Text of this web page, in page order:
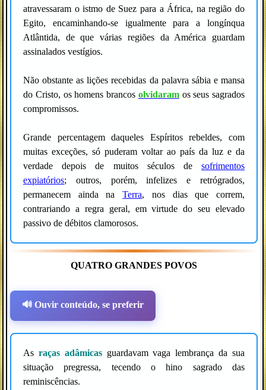
atravessaram o istmo de Suez para a África, na região do
Egito, encaminhando-se igualmente para a longínqua
Atlântida, de que várias regiões da América guardam
assinalados vestígios.
Não obstante as lições recebidas da palavra sábia e mansa
do Cristo, os homens brancos olvidaramos seus sagrados
compromissos.
Grande percentagem daqueles Espíritos rebeldes, com
muitas exceções, só puderam voltar ao país da luz e da
verdade depois de muitos séculos de sofrimentos
expiatórios; outros, porém, infelizes e retrógrados,
permanecem ainda naTerra, nos dias que correm,
contrariando a regra geral, em virtude do seu elevado
passivo de débitos clamorosos.
QUATRO GRANDES POVOS
🔊 Ouvir conteúdo, se preferir
As raças adâmicasguardavam vaga lembrança da sua
situação pregressa, tecendo o hino sagrado das
reminiscências.